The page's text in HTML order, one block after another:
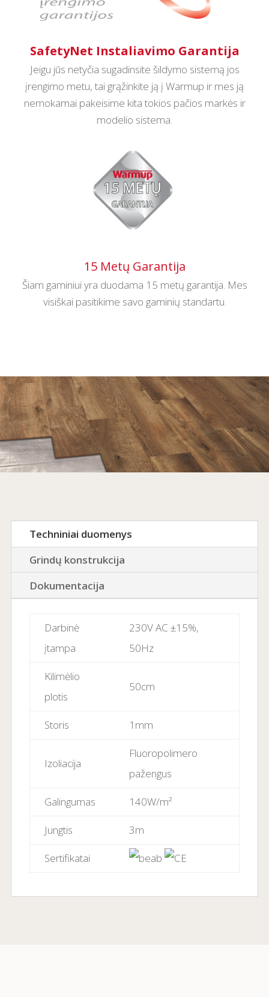
SafetyNet Instaliavimo Garantija
Jeigu jūs netyčia sugadinsite šildymo sistemą jos
įrengimo metu, tai grąžinkite ją į Warmup ir mes ją
nemokamai pakeisime kita tokios pačios markės ir
modelio sistema.
15 Metų Garantija
Šiam gaminiui yra duodama 15 metų garantija. Mes
visiškai pasitikime savo gaminių standartu.
Techniniai duomenys
Grindų konstrukcija
Dokumentacija
Darbinė
įtampa
230V AC ±15%,
50Hz
Kilimėlio
plotis
50cm
Storis 1mm
Izoliacija
Fluoropolimero
pažengus
Galingumas 140W/m²
Jungtis 3m
Sertifikatai